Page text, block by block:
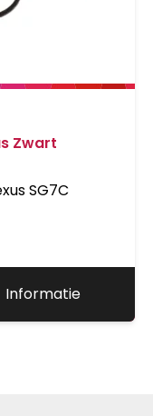
Zwart
SG7C
Informatie